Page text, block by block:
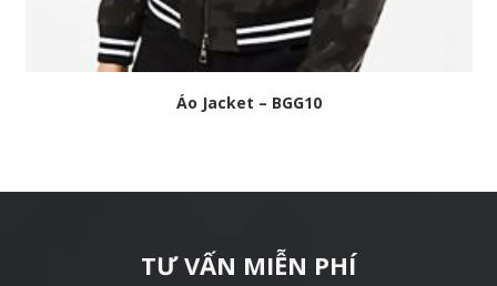
Áo Jacket – BGG10
TƯ VẤN MIỄN PHÍ